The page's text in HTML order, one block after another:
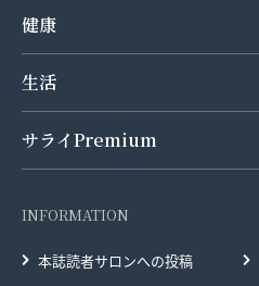
健康
生活
サライPremium
INFORMATION
本誌読者サロンへの投稿